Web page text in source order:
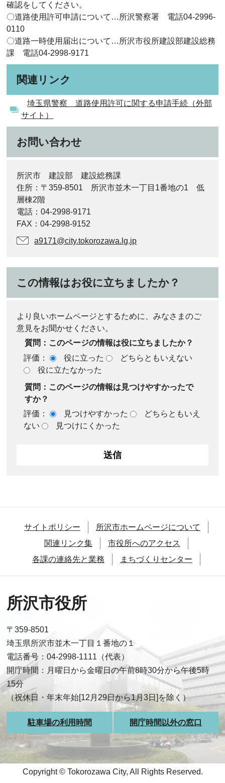
確認をしてください。
〇道路使用許可申請について…所沢警察署 電話04-2996-
0110
〇道路一時使用届出について…所沢市役所建設部建設総務
課 電話04-2998-9171
関連リンク
埼玉県警察 道路使用許可に関する申請手続（外部
サイト）
お問い合わせ
所沢市 建設部 建設総務課
住所：〒359-8501 所沢市並木一丁目1番地の1 低
層棟2階
電話：04-2998-9171
FAX：04-2998-9152
a9171@city.tokorozawa.lg.jp
この情報はお役に立ちましたか？
より良いホームページとするために、みなさまのご
意見をお聞かせください。
質問：このページの情報は役に立ちましたか？
評価：
役に立った
どちらともいえない
役に立たなかった
質問：このページの情報は見つけやすかったで
すか？
評価：
見つけやすかった
どちらともいえ
ない
見つけにくかった
サイトポリシー
所沢市ホームページについて
関連リンク集
市役所へのアクセス
各課の連絡先と業務
まちづくりセンター
所沢市役所
〒359-8501
埼玉県所沢市並木一丁目１番地の１
電話番号：04-2998-1111（代表）
開庁時間：月曜日から金曜日の午前8時30分から午後5時
15分
（祝休日・年末年始[12月29日から1月3日]を除く）
駐車場の利用時間 開庁時間以外の窓口
Copyright © Tokorozawa City, All Rights Reserved.